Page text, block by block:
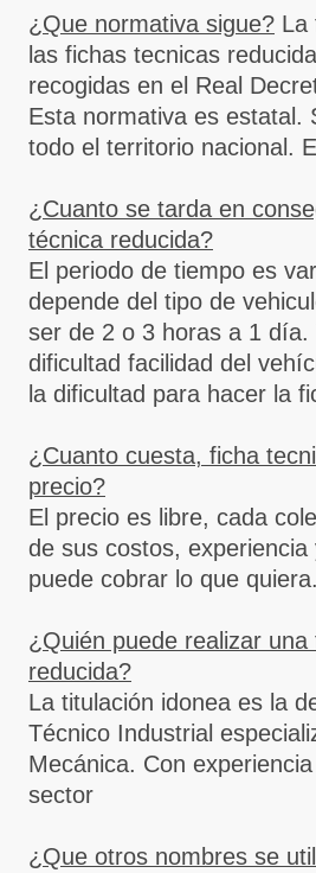
¿Que normativa sigue? La
las fichas tecnicas
recogidas en el Real
Esta normativa es estatal.
todo el territorio nacional.
¿Cuanto se tarda en
técnica reducida?
El periodo de tiempo es
depende del tipo de
ser de 2 o 3 horas a 1 día.
dificultad facilidad del
la dificultad para hacer la
¿Cuanto cuesta, ficha
precio?
El precio es libre, cada
de sus costos, experiencia
puede cobrar lo que quiera.
¿Quién puede realizar una
reducida?
La titulación idonea es la
Técnico Industrial
Mecánica. Con
sector
¿Que otros nombres se